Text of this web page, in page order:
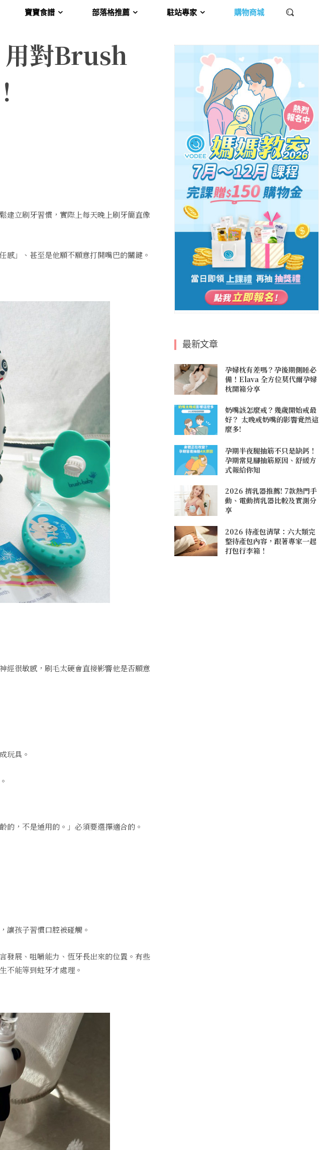
寶寶食譜 部落格推薦 駐站專家 購物商城
用對Brush
建立刷牙習慣，實際上每天晚上刷牙簡直像
感」、甚至是他願不願意打開嘴巴的關鍵。
經很敏感，刷毛太硬會直接影響他是否願意
玩具。
的，不是通用的。」必須要選擇適合的。
讓孩子習慣口腔被碰觸。
發展、咀嚼能力、恆牙長出來的位置。有些
不能等到蛀牙才處理。
最新文章
孕婦枕有差嗎？孕後期側睡必
備！Elava 全方位莫代爾孕婦
枕開箱分享
奶嘴該怎麼戒？幾歲開始戒最
好？ 太晚戒奶嘴的影響竟然這
麼多!
孕期半夜腿抽筋不只是缺鈣！
孕期常見腳抽筋原因、舒緩方
式報給你知
2026 擠乳器推薦! 7款熱門手
動、電動擠乳器比較及實測分
享
2026 待產包清單：六大類完
整待產包內容，跟著專家一起
打包行李箱！